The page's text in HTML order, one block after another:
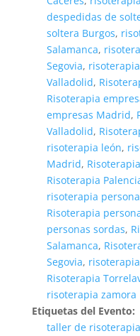
despedidas de
soltera Burgos,
Salamanca,
Segovia,
Valladolid,
Risoterapia
empresas Madrid,
Valladolid,
risoterapia león,
Madrid,
Risoterapia
risoterapia
Risoterapia
personas sordas,
Salamanca,
Segovia,
Risoterapia
risoterapia zamora
Etiquetas del Evento:
taller de risoterapia